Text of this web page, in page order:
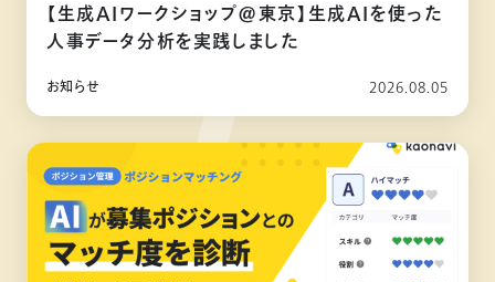
【生成AIワークショップ@東京】生成AIを使った
人事データ分析を実践しました
お知らせ 2026.08.05